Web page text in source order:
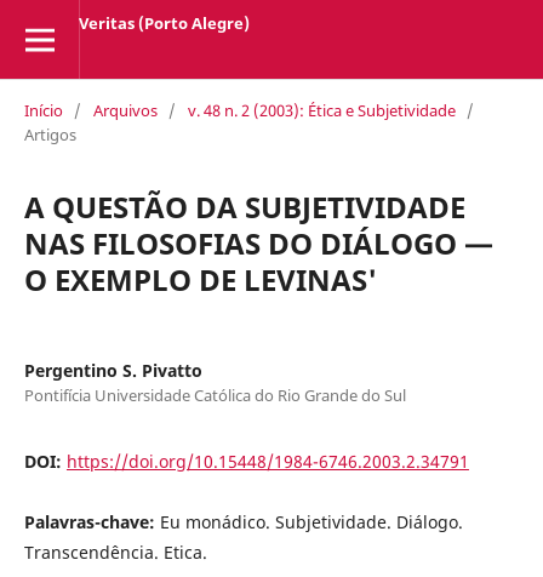
Veritas (Porto Alegre)
Início / Arquivos / v. 48 n. 2 (2003): Ética e Subjetividade /
Artigos
A QUESTÃO DA SUBJETIVIDADE
NAS FILOSOFIAS DO DIÁLOGO —
O EXEMPLO DE LEVINAS'
Pergentino S. Pivatto
Pontifícia Universidade Católica do Rio Grande do Sul
DOI: https://doi.org/10.15448/1984-6746.2003.2.34791
Palavras-chave: Eu monádico. Subjetividade. Diálogo.
Transcendência. Etica.